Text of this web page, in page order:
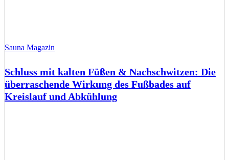
Sauna Magazin
Schluss mit kalten Füßen & Nachschwitzen: Die
überraschende Wirkung des Fußbades auf
Kreislauf und Abkühlung